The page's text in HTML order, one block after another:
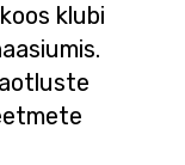
klubi